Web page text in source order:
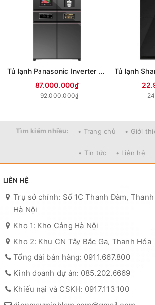
Tủ lạnh Panasonic Inverter 650 lít PRIME+ Edition Multi Door NR-WY720ZMMV
87.000.000₫
92.000.000₫
Tìm kiếm nhiều: • Trang chủ • Giới
• Tin tức • Liên hệ
LIÊN HỆ
Trụ sở chính: Số 1C Thanh Đàm,
Hà Nội
Kho 1: Kho Cảng Hà Nội
Kho 2: Khu CN Tây Bắc Ga, Thanh Hóa
Tổng đài bán hàng: 0911.667.800
Kinh doanh dự án: 085.202.6669
Khiếu nại và CSKH: 0917.113.100